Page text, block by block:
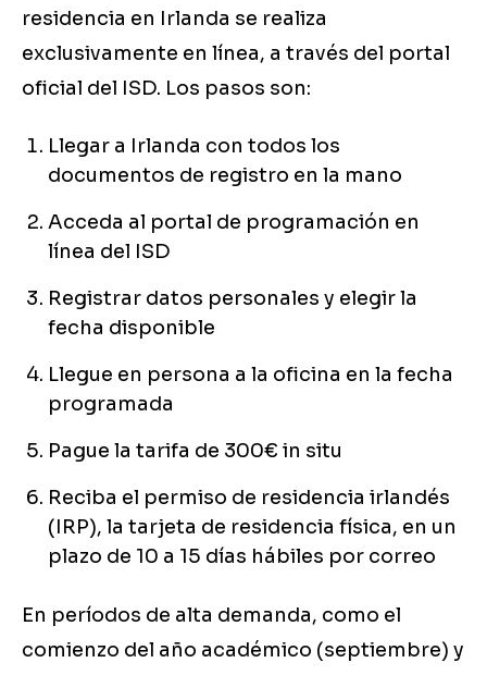
residencia en Irlanda se realiza
exclusivamente en línea, a través del portal
oficial del ISD. Los pasos son:
Llegar a Irlanda con todos los
documentos de registro en la mano
Acceda al portal de programación en
línea del ISD
Registrar datos personales y elegir la
fecha disponible
Llegue en persona a la oficina en la fecha
programada
Pague la tarifa de 300€ in situ
Reciba el permiso de residencia irlandés
(IRP), la tarjeta de residencia física, en un
plazo de 10 a 15 días hábiles por correo
En períodos de alta demanda, como el
comienzo del año académico (septiembre) y